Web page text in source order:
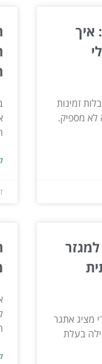
איך
זמינות
לא מספיק.
מציג אתגר
בעלת